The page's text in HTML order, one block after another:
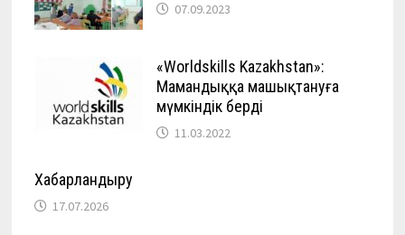
07.09.2023
«Worldskills Kazakhstan»:
Мамандыққа машықтануға
мүмкіндік берді
11.03.2022
Хабарландыру
17.07.2026